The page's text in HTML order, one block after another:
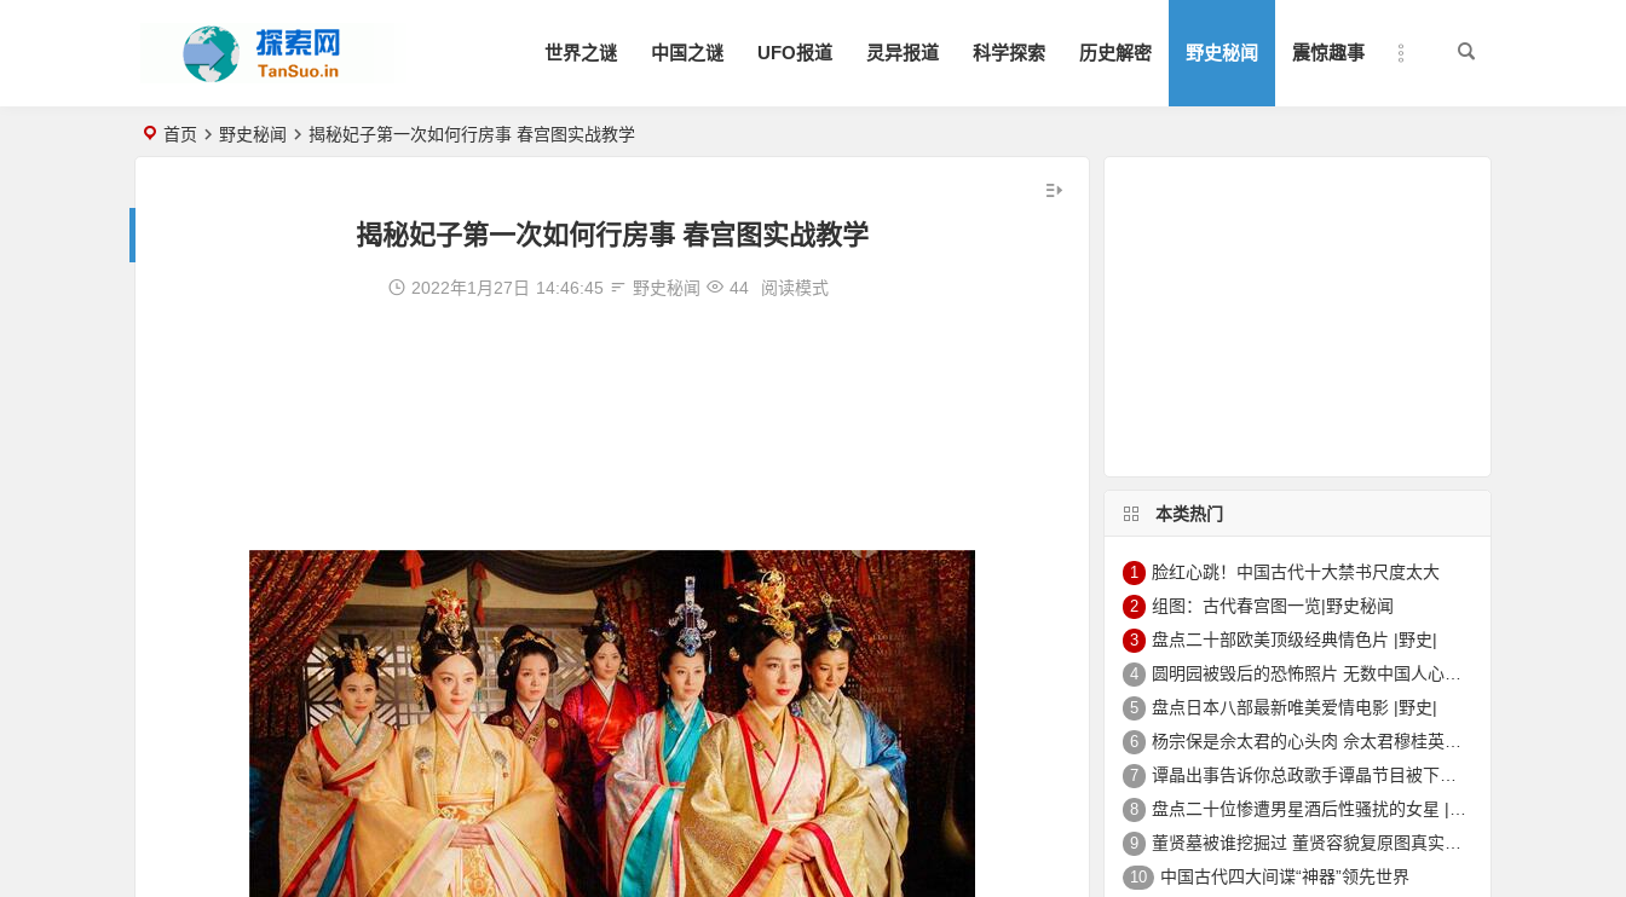
世界之谜 中国之谜 UFO报道 灵异报道 科学探索 历史解密 野史秘闻 震惊趣事
首页 野史秘闻 揭秘妃子第一次如何行房事 春宫图实战教学
揭秘妃子第一次如何行房事 春宫图实战教学
2022年1月27日 14:46:45 野史秘闻 44 阅读模式
本类热门
1 脸红心跳！中国古代十大禁书尺度太大
2 组图：古代春宫图一览|野史秘闻
3 盘点二十部欧美顶级经典情色片 |野史|
4 圆明园被毁后的恐怖照片 无数中国人心中的痛
5 盘点日本八部最新唯美爱情电影 |野史|
6 杨宗保是佘太君的心头肉 佘太君穆桂英的故事|野史秘闻
7 谭晶出事告诉你总政歌手谭晶节目被下架的真相
8 盘点二十位惨遭男星酒后性骚扰的女星 |野史|
9 董贤墓被谁挖掘过 董贤容貌复原图真实外貌|野史秘闻
10 中国古代四大间谍“神器”领先世界